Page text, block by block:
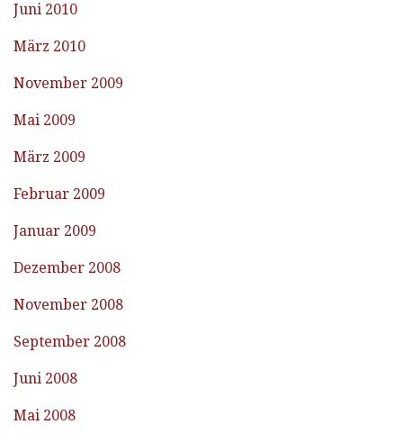
Juni 2010
März 2010
November 2009
Mai 2009
März 2009
Februar 2009
Januar 2009
Dezember 2008
November 2008
September 2008
Juni 2008
Mai 2008